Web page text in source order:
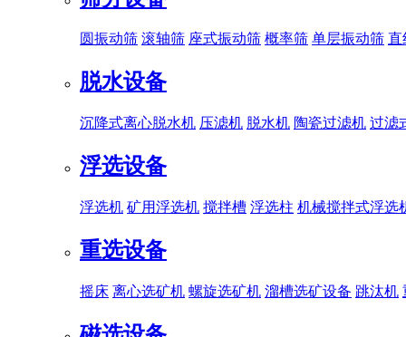
圆振动筛 滚轴筛 座式振动筛 概率筛 单层振动筛 直
脱水设备
沉降式离心脱水机 压滤机 脱水机 陶瓷过滤机 过滤
浮选设备
浮选机 矿用浮选机 搅拌槽 浮选柱 机械搅拌式浮选
重选设备
摇床 离心选矿机 螺旋选矿机 溜槽选矿设备 跳汰机